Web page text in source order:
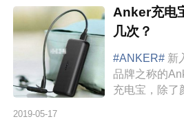
Anker充电
几次？
#ANKER# 新
品牌之称的
充电宝，除了
来，这个
2019-05-17